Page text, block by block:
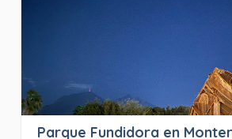
Parque Fundidora en